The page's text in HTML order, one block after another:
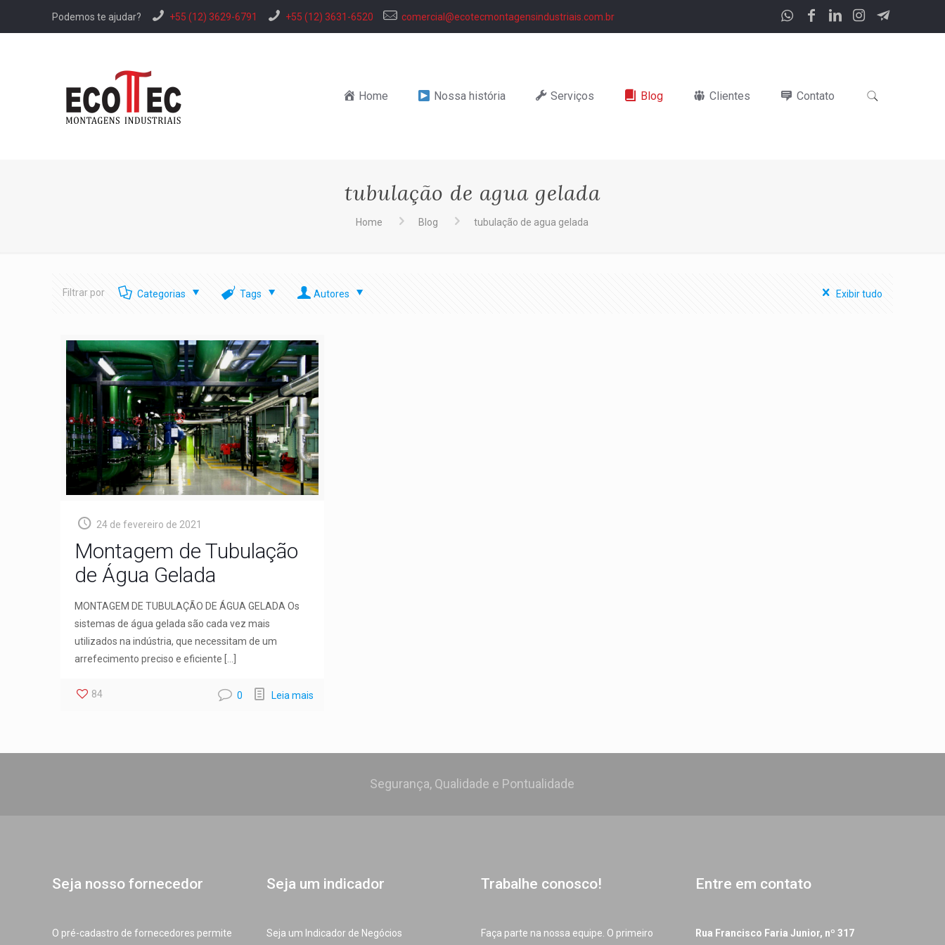
Podemos te ajudar? +55 (12) 3629-6791 +55 (12) 3631-6520 comercial@ecotecmontagensindustriais.com.br
Home Nossa história Serviços Blog Clientes Contato
tubulação de agua gelada
Home Blog tubulação de agua gelada
Filtrar por Categorias Tags Autores Exibir tudo
24 de fevereiro de 2021
Montagem de Tubulação
de Água Gelada
MONTAGEM DE TUBULAÇÃO DE ÁGUA GELADA Os
sistemas de água gelada são cada vez mais
utilizados na indústria, que necessitam de um
arrefecimento preciso e eficiente […]
84 0 Leia mais
Segurança, Qualidade e Pontualidade
Seja nosso fornecedor
O pré-cadastro de fornecedores permite
Seja um indicador
Seja um Indicador de Negócios
Trabalhe conosco!
Faça parte na nossa equipe. O primeiro
Entre em contato
Rua Francisco Faria Junior, nº 317